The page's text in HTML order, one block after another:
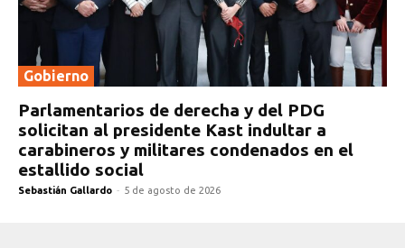
Gobierno
Parlamentarios de derecha y del PDG
solicitan al presidente Kast indultar a
carabineros y militares condenados en el
estallido social
Sebastián Gallardo - 5 de agosto de 2026